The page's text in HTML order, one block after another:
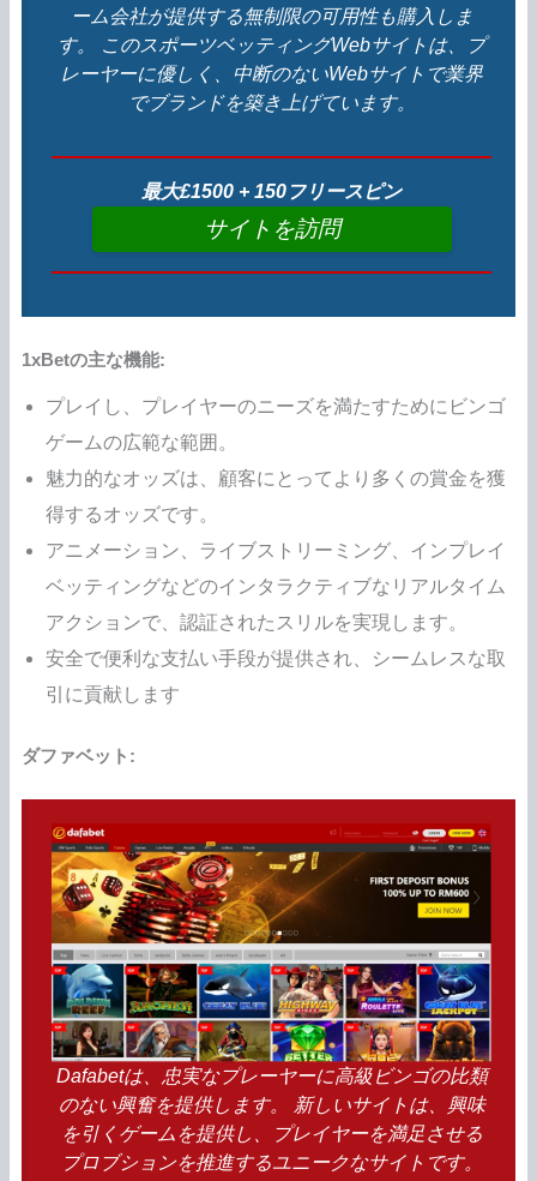
ーム会社が提供する無制限の可用性も購入しま
す。 このスポーツベッティングWebサイトは、プ
レーヤーに優しく、中断のないWebサイトで業界
でブランドを築き上げています。
最大£1500 + 150フリースピン
サイトを訪問
1xBetの主な機能:
プレイし、プレイヤーのニーズを満たすためにビンゴ
ゲームの広範な範囲。
魅力的なオッズは、顧客にとってより多くの賞金を獲
得するオッズです。
アニメーション、ライブストリーミング、インプレイ
ベッティングなどのインタラクティブなリアルタイム
アクションで、認証されたスリルを実現します。
安全で便利な支払い手段が提供され、シームレスな取
引に貢献します
ダファベット:
Dafabetは、忠実なプレーヤーに高級ビンゴの比類
のない興奮を提供します。 新しいサイトは、興味
を引くゲームを提供し、プレイヤーを満足させる
プロブションを推進するユニークなサイトです。